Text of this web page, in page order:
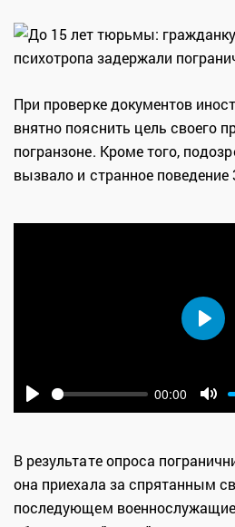
При проверке документов
внятно пояснить цель своего
погранзоне. Кроме того,
вызвало и странное поведение
Play
00:00
Play
В результате опроса
она приехала за спрятанным
последующем